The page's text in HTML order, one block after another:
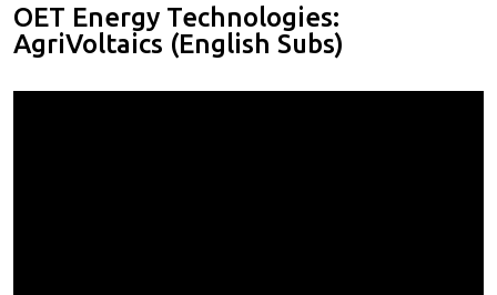
OET Energy Technologies:
AgriVoltaics (English Subs)